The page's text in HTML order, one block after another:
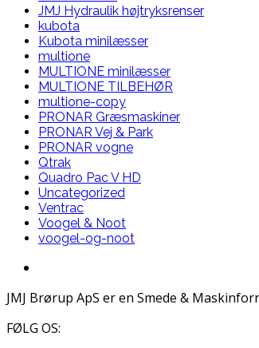
JMJ Hydraulik højtryksrenser
kubota
Kubota minilæsser
multione
MULTIONE minilæsser
MULTIONE TILBEHØR
multione-copy
PRONAR Græsmaskiner
PRONAR Vej & Park
PRONAR vogne
Qtrak
Quadro Pac V HD
Uncategorized
Ventrac
Voogel & Noot
voogel-og-noot
JMJ Brørup ApS er en Smede &
FØLG OS: